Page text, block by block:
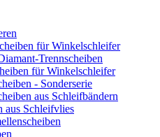
für Winkelschleifer
Trennscheiben
für Winkelschleifer
- Sonderserie
aus Schleifbändern
aus Schleifvlies